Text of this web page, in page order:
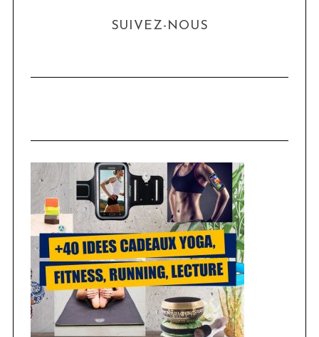
SUIVEZ-NOUS